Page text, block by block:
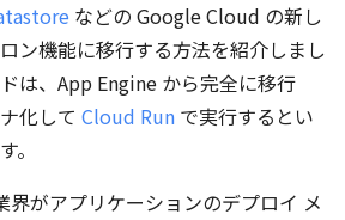
などの Google Cloud の新し
ン機能に移行する方法を紹介しまし
は、App Engine から完全に移行
化して Cloud Run で実行するとい
。
界がアプリケーションのデプロイ メ